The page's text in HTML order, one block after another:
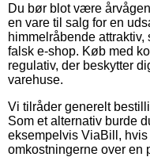
Du bør blot være
en vare til salg for en
himmelråbende
falsk e-shop. Køb med
regulativ, der beskytter
varehuse.
Vi tilråder generelt
Som et alternativ burde
eksempelvis ViaBill,
omkostningerne over en